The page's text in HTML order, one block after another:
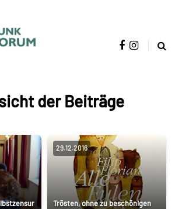
der Beiträge
29.12.2016
Trösten, ohne zu beschönigen